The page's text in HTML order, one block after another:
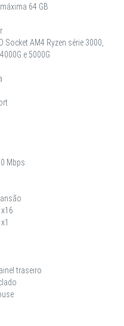
64 GB
Socket AM4 Ryzen série 3000,
e 5000G
Mbps
traseiro